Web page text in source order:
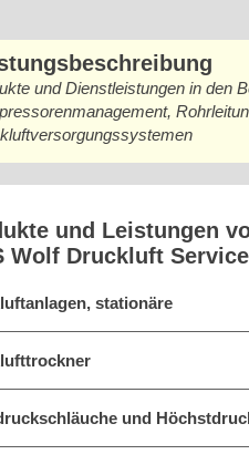
und Dienstleistungen in den
und Leistungen
Wolf Druckluft
stationäre
und